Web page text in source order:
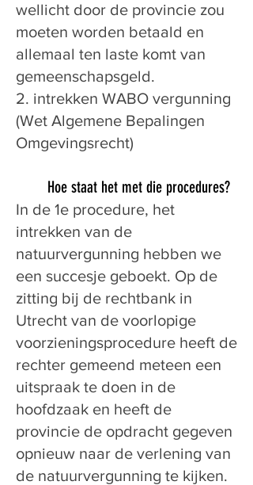
wellicht door de provincie zou
moeten worden betaald en
allemaal ten laste komt van
gemeenschapsgeld.
2. intrekken WABO vergunning
(Wet Algemene Bepalingen
Omgevingsrecht)
Hoe staat het met die procedures?
In de 1e procedure, het
intrekken van de
natuurvergunning hebben we
een succesje geboekt. Op de
zitting bij de rechtbank in
Utrecht van de voorlopige
voorzieningsprocedure heeft de
rechter gemeend meteen een
uitspraak te doen in de
hoofdzaak en heeft de
provincie de opdracht gegeven
opnieuw naar de verlening van
de natuurvergunning te kijken.